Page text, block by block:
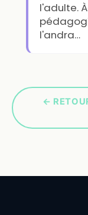
l'adulte.
l'andra…
←